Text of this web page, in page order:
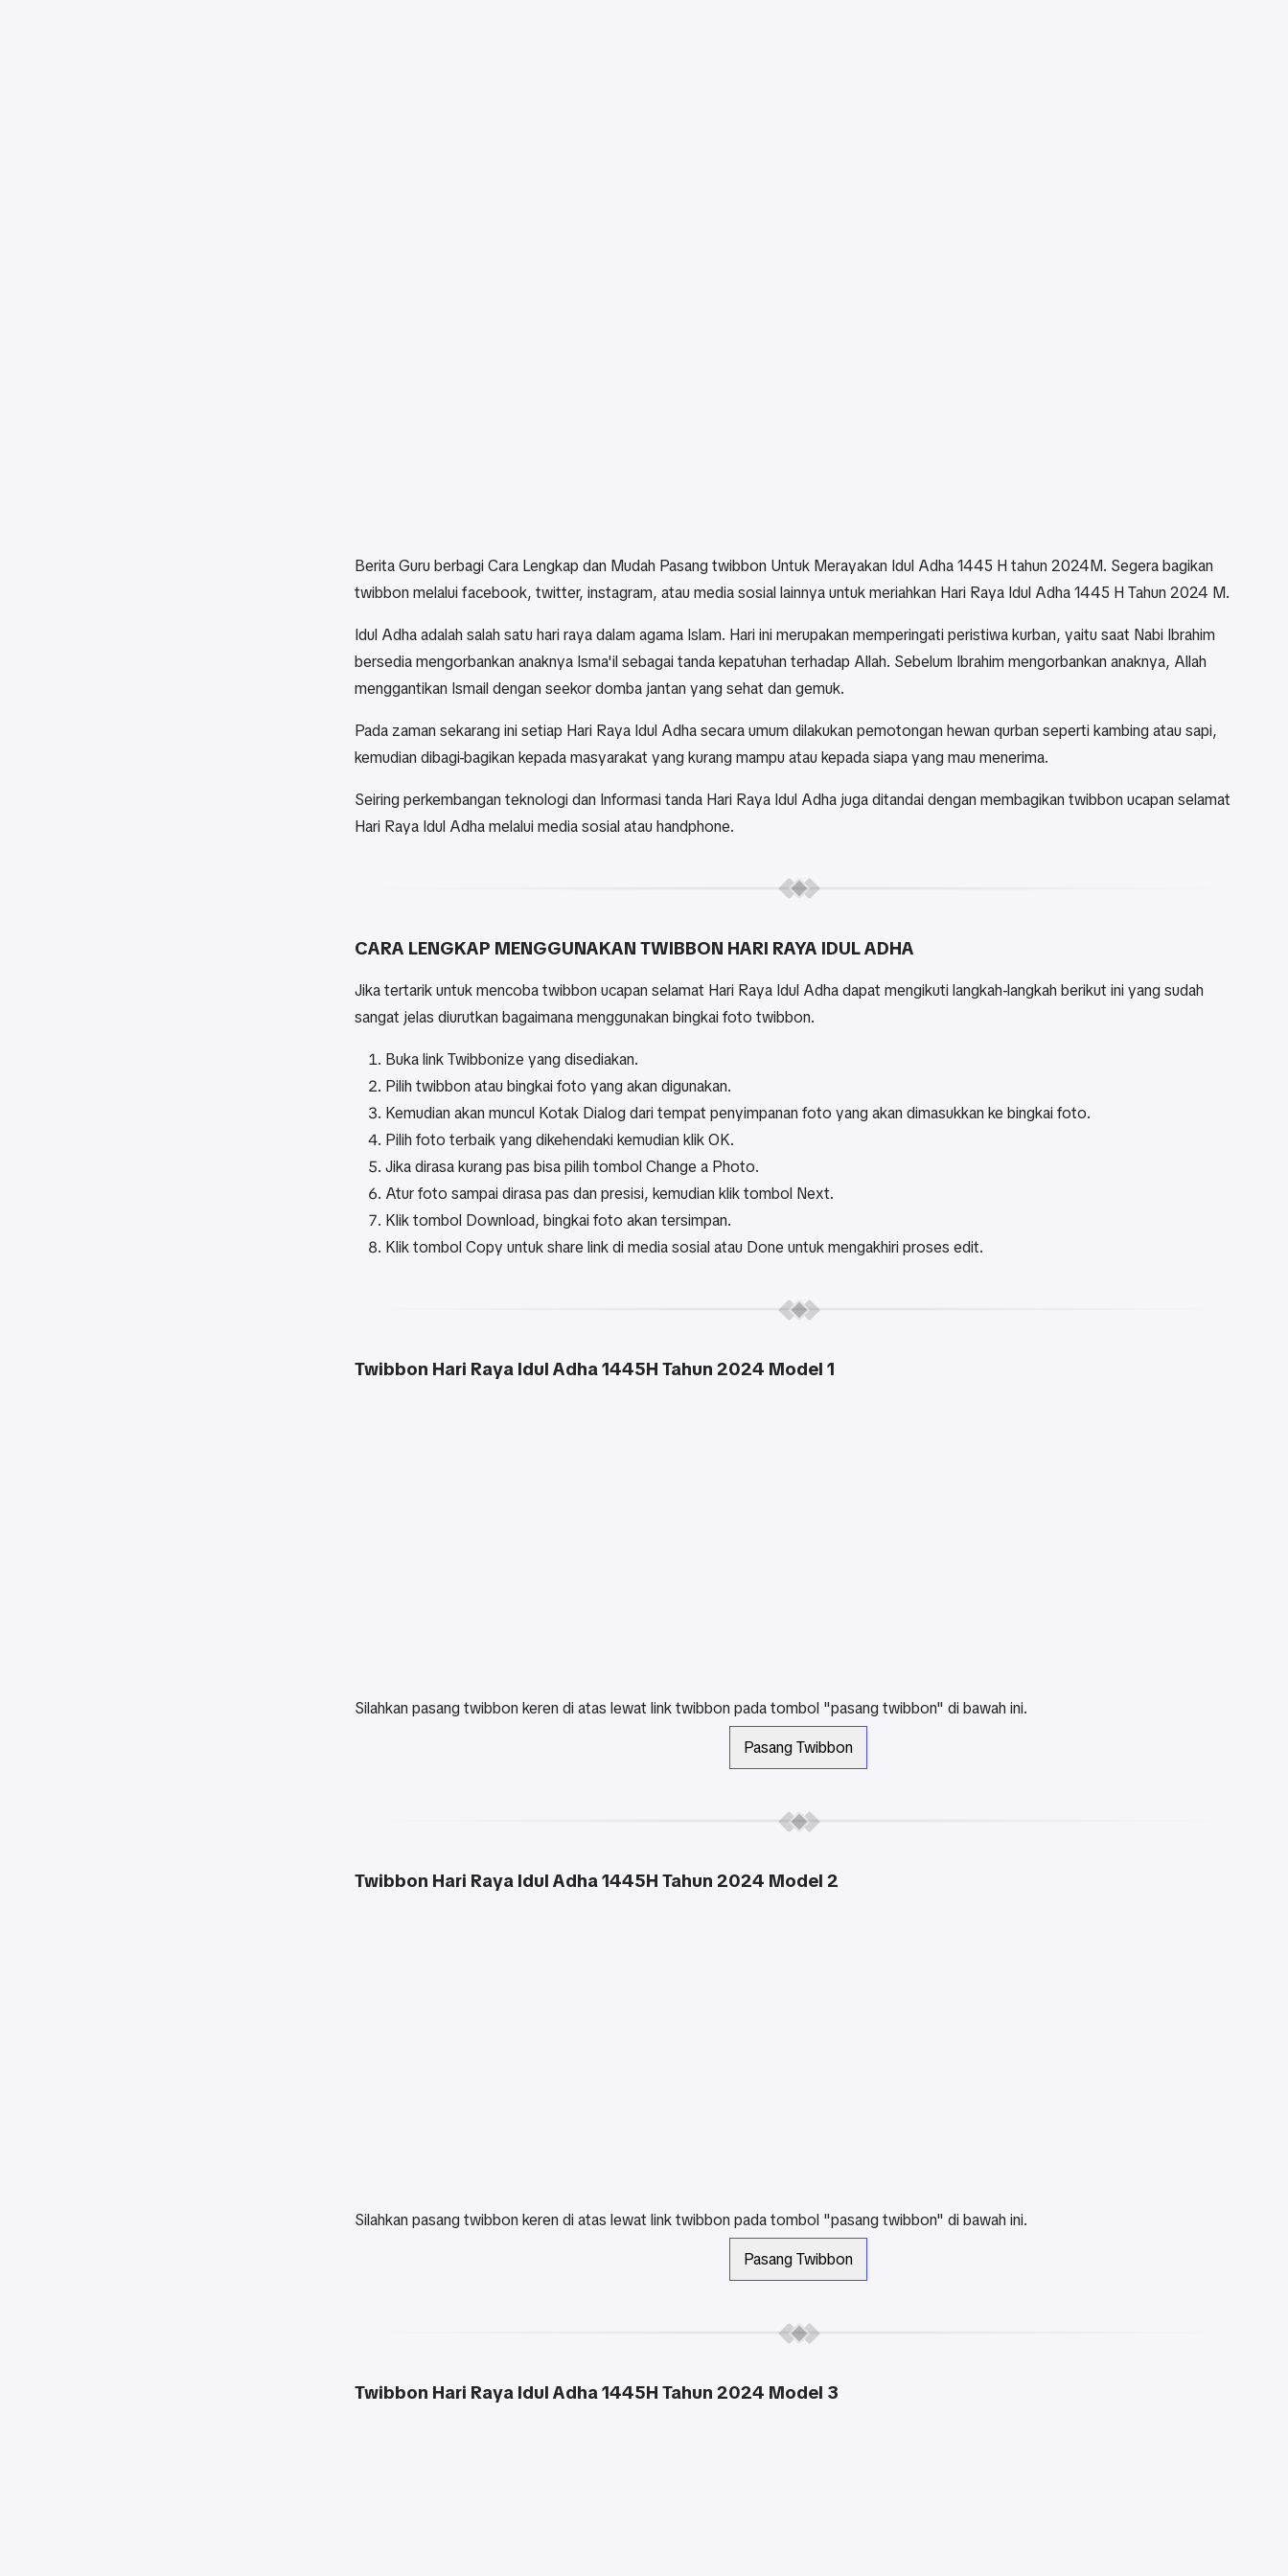
Berita Guru berbagi Cara Lengkap dan Mudah Pasang twibbon Untuk Merayakan Idul Adha 1445 H tahun 2024M. Segera bagikan
twibbon melalui facebook, twitter, instagram, atau media sosial lainnya untuk meriahkan Hari Raya Idul Adha 1445 H Tahun 2024 M.
Idul Adha adalah salah satu hari raya dalam agama Islam. Hari ini merupakan memperingati peristiwa kurban, yaitu saat Nabi Ibrahim
bersedia mengorbankan anaknya Isma'il sebagai tanda kepatuhan terhadap Allah. Sebelum Ibrahim mengorbankan anaknya, Allah
menggantikan Ismail dengan seekor domba jantan yang sehat dan gemuk.
Pada zaman sekarang ini setiap Hari Raya Idul Adha secara umum dilakukan pemotongan hewan qurban seperti kambing atau sapi,
kemudian dibagi-bagikan kepada masyarakat yang kurang mampu atau kepada siapa yang mau menerima.
Seiring perkembangan teknologi dan Informasi tanda Hari Raya Idul Adha juga ditandai dengan membagikan twibbon ucapan selamat
Hari Raya Idul Adha melalui media sosial atau handphone.
CARA LENGKAP MENGGUNAKAN TWIBBON HARI RAYA IDUL ADHA
Jika tertarik untuk mencoba twibbon ucapan selamat Hari Raya Idul Adha dapat mengikuti langkah-langkah berikut ini yang sudah
sangat jelas diurutkan bagaimana menggunakan bingkai foto twibbon.
Buka link Twibbonize yang disediakan.
Pilih twibbon atau bingkai foto yang akan digunakan.
Kemudian akan muncul Kotak Dialog dari tempat penyimpanan foto yang akan dimasukkan ke bingkai foto.
Pilih foto terbaik yang dikehendaki kemudian klik OK.
Jika dirasa kurang pas bisa pilih tombol Change a Photo.
Atur foto sampai dirasa pas dan presisi, kemudian klik tombol Next.
Klik tombol Download, bingkai foto akan tersimpan.
Klik tombol Copy untuk share link di media sosial atau Done untuk mengakhiri proses edit.
Twibbon Hari Raya Idul Adha 1445H Tahun 2024 Model 1
Silahkan pasang twibbon keren di atas lewat link twibbon pada tombol "pasang twibbon" di bawah ini.
Pasang Twibbon
Twibbon Hari Raya Idul Adha 1445H Tahun 2024 Model 2
Silahkan pasang twibbon keren di atas lewat link twibbon pada tombol "pasang twibbon" di bawah ini.
Pasang Twibbon
Twibbon Hari Raya Idul Adha 1445H Tahun 2024 Model 3